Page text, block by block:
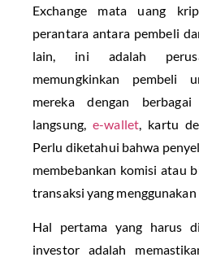
Exchange mata uang
perantara antara pembeli
lain, ini adalah
memungkinkan pembeli
mereka dengan
langsung,e-wallet, kartu
Perlu diketahui bahwa
membebankan komisi atau
transaksi yang menggunakan
Hal pertama yang harus
investor adalah